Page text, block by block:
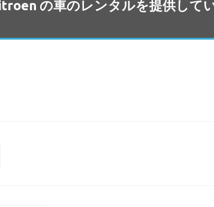
の車のレンタルを提供して